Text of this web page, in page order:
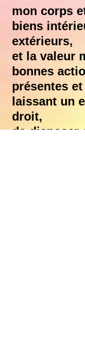
mon corps
biens
extérieurs,
et la valeur
bonnes
présentes
laissant un
droit,
de disposer